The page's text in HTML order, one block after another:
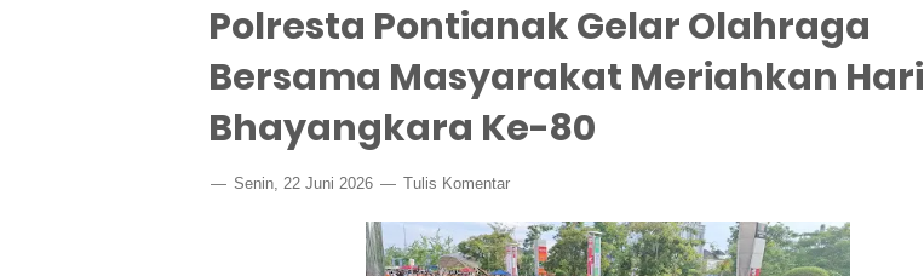
Polresta Pontianak Gelar Olahraga
Bersama Masyarakat Meriahkan Hari
Bhayangkara Ke-80
Senin, 22 Juni 2026 Tulis Komentar